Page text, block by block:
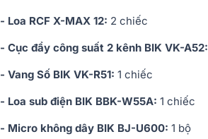
- Loa RCF X-MAX 12: 2 chiếc
- Cục đẩy công suất 2 kênh BIK VK-A52:
- Vang Số BIK VK-R51: 1 chiếc
- Loa sub điện BIK BBK-W55A: 1 chiếc
- Micro không dây BIK BJ-U600: 1 bộ